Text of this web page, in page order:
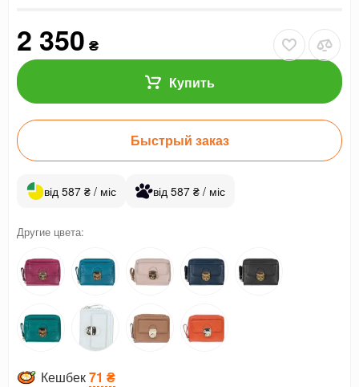
2 350 ₴
Купить
Быстрый заказ
від 587 ₴ / міс від 587 ₴ / міс
Другие цвета:
Кешбек71 ₴